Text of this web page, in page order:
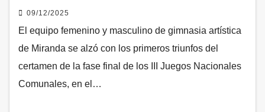
09/12/2025
El equipo femenino y masculino de gimnasia artística
de Miranda se alzó con los primeros triunfos del
certamen de la fase final de los III Juegos Nacionales
Comunales, en el…